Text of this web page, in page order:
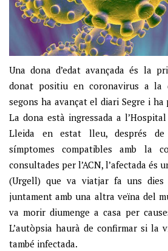
Una dona d’edat avançada és la
donat positiu en coronavirus a la
segons ha avançat el diari Segre i ha
La dona està ingressada a
Lleida en estat lleu, després de
símptomes compatibles amb la
consultades per l’ACN, l’afectada és
(Urgell) que va viatjar fa uns dies
juntament amb una altra veïna del
va morir diumenge a casa per
L’autòpsia haurà de confirmar si la
també infectada.